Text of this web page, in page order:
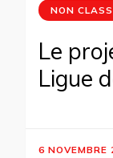
NON
Le
Ligue
6 NOVEMBRE